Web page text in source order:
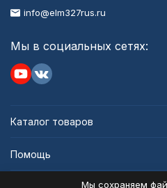
info@elm327rus.ru
Мы в социальных сетях:
Каталог товаров
Помощь
Мы сохраняем